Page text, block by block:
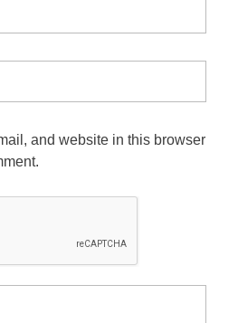
and website in this browser